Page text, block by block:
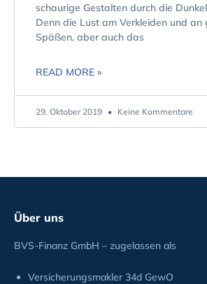
schaurige Gestalten durch die
Denn die Lust am Verkleiden und an
Späßen, aber auch das
READ MORE »
29. Oktober 2019 Keine Kommentare
Über uns
BVS-Finanz GmbH – zugelassen als
Versicherungsmakler 34d GewO